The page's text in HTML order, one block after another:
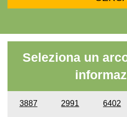
Seleziona un
3887 2991 6402